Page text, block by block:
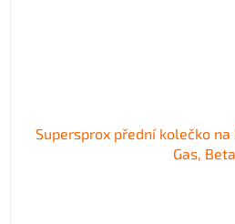
Supersprox přední kolečko na
Gas, Beta